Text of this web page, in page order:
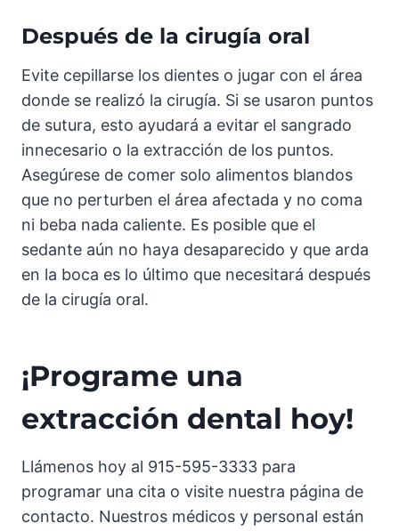
Después de la cirugía oral
Evite cepillarse los dientes o jugar con el área
donde se realizó la cirugía. Si se usaron puntos
de sutura, esto ayudará a evitar el sangrado
innecesario o la extracción de los puntos.
Asegúrese de comer solo alimentos blandos
que no perturben el área afectada y no coma
ni beba nada caliente. Es posible que el
sedante aún no haya desaparecido y que arda
en la boca es lo último que necesitará después
de la cirugía oral.
¡Programe una
extracción dental hoy!
Llámenos hoy al 915-595-3333 para
programar una cita o visite nuestra página de
contacto. Nuestros médicos y personal están